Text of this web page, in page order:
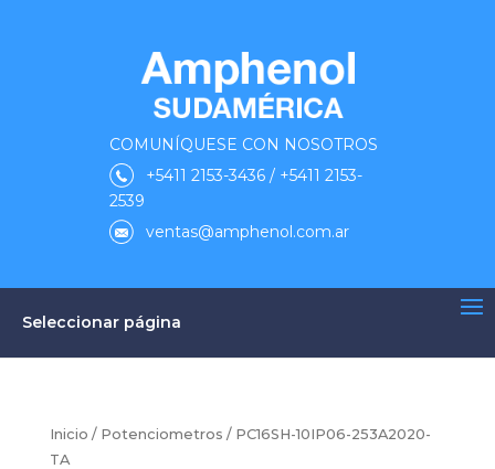
COMUNÍQUESE CON NOSOTROS
+5411 2153-3436 / +5411 2153-
2539
ventas@amphenol.com.ar
Seleccionar página
Inicio / Potenciometros / PC16SH-10IP06-253A2020-
TA